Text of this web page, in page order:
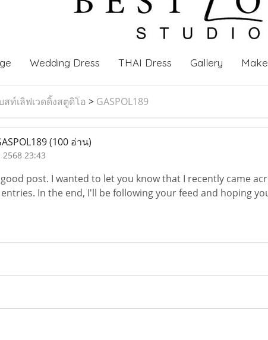
Wedding Dress THAI Dress Gallery
สท์เลิฟเวดดิ้งสตูดิโอ > GASPOL189
(100 อ่าน)
2568 23:43
post. I wanted to let you know that I recently came
In the end, I'll be following your feed and hoping